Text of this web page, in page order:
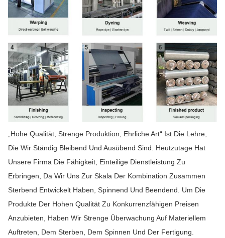
„Hohe Qualität, Strenge Produktion, Ehrliche Art“ Ist Die Lehre,
Die Wir Ständig Bleibend Und Ausübend Sind. Heutzutage Hat
Unsere Firma Die Fähigkeit, Einteilige Dienstleistung Zu
Erbringen, Da Wir Uns Zur Skala Der Kombination Zusammen
Sterbend Entwickelt Haben, Spinnend Und Beendend. Um Die
Produkte Der Hohen Qualität Zu Konkurrenzfähigen Preisen
Anzubieten, Haben Wir Strenge Überwachung Auf Materiellem
Auftreten, Dem Sterben, Dem Spinnen Und Der Fertigung.